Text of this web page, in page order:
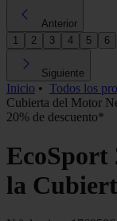
Anterior
1
2 3 4 5 6
Siguiente
Inicio • Todos los
Cubierta del Motor
20% de descuento*
EcoSport
la